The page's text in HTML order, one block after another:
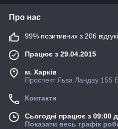
Про нас
99% позитивних з 206
Працює з 29.04.2015
м. Харків
Проспект Льва Ландау 155
Контакти
Сьогодні працює з 09:00
Показати весь графік